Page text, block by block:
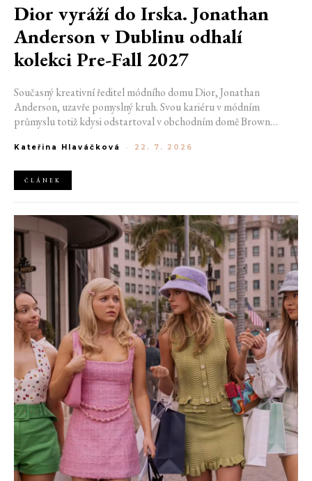
Dior vyráží do Irska. Jonathan
Anderson v Dublinu odhalí
kolekci Pre-Fall 2027
Současný kreativní ředitel módního domu Dior, Jonathan
Anderson, uzavře pomyslný kruh. Svou kariéru v módním
průmyslu totiž kdysi odstartoval v obchodním domě Brown
jedné z největších luxusních značek světa. V prosinci totiž v
Fall 2027.
Kateřina Hlaváčková - 22. 7. 2026
ČLÁNEK